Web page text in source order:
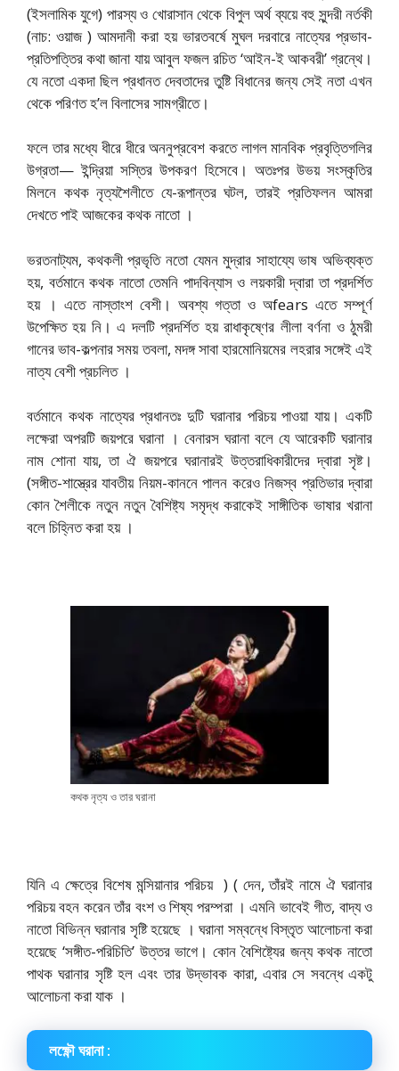
(ইসলামিক যুগে) পারস্য ও খোরাসান থেকে বিপুল অর্থ ব্যয়ে বহু সুন্দরী নর্তকী
(নাচ: ওয়াজ ) আমদানী করা হয় ভারতবর্ষে মুঘল দরবারে নাত্যের প্রভাব-
প্রতিপত্তির কথা জানা যায় আবুল ফজল রচিত ‘আইন-ই আকবরী’ গ্রন্থে।
যে নতো একদা ছিল প্রধানত দেবতাদের তুষ্টি বিধানের জন্য সেই নতা এখন
থেকে পরিণত হ’ল বিলাসের সামগ্রীতে।
ফলে তার মধ্যে ধীরে ধীরে অননুপ্রবেশ করতে লাগল মানবিক প্রবৃত্তিগলির
উগ্রতা— ইন্দ্রিয়া সস্তির উপকরণ হিসেবে। অতঃপর উভয় সংস্কৃতির
মিলনে কথক নৃত্যশৈলীতে যে-রূপান্তর ঘটল, তারই প্রতিফলন আমরা
দেখতে পাই আজকের কথক নাতো ।
ভরতনাট্যম, কথকলী প্রভৃতি নতো যেমন মুদ্রার সাহায্যে ভাষ অভিব্যক্ত
হয়, বর্তমানে কথক নাতো তেমনি পাদবিন্যাস ও লয়কারী দ্বারা তা প্রদর্শিত
হয় । এতে নাস্তাংশ বেশী। অবশ্য গত্তা ও অfears এতে সম্পূর্ণ
উপেক্ষিত হয় নি। এ দলটি প্রদর্শিত হয় রাধাকৃষ্ণের লীলা বর্ণনা ও ঠুমরী
গানের ভাব-কল্পনার সময় তবলা, মদঙ্গ সাবা হারমোনিয়মের লহরার সঙ্গেই এই
নাত্য বেশী প্রচলিত ।
বর্তমানে কথক নাত্যের প্রধানতঃ দুটি ঘরানার পরিচয় পাওয়া যায়। একটি
লক্ষেরা অপরটি জয়পরে ঘরানা । বেনারস ঘরানা বলে যে আরেকটি ঘরানার
নাম শোনা যায়, তা ঐ জয়পরে ঘরানারই উত্তরাধিকারীদের দ্বারা সৃষ্ট।
(সঙ্গীত-শাস্ত্রের যাবতীয় নিয়ম-কাননে পালন করেও নিজস্ব প্রতিভার দ্বারা
কোন শৈলীকে নতুন নতুন বৈশিষ্ট্য সমৃদ্ধ করাকেই সাঙ্গীতিক ভাষার খরানা
বলে চিহ্নিত করা হয় ।
কথক নৃত্য ও তার ঘরানা
যিনি এ ক্ষেত্রে বিশেষ মন্সিয়ানার পরিচয় ) ( দেন, তাঁরই নামে ঐ ঘরানার
পরিচয় বহন করেন তাঁর বংশ ও শিষ্য পরম্পরা । এমনি ভাবেই গীত, বাদ্য ও
নাতো বিভিন্ন ঘরানার সৃষ্টি হয়েছে । ঘরানা সম্বন্ধে বিস্তৃত আলোচনা করা
হয়েছে ‘সঙ্গীত-পরিচিতি’ উত্তর ভাগে। কোন বৈশিষ্ট্যের জন্য কথক নাতো
পাথক ঘরানার সৃষ্টি হল এবং তার উদ্ভাবক কারা, এবার সে সবন্ধে একটু
আলোচনা করা যাক ।
লক্ষ্ণৌ ঘরানা :